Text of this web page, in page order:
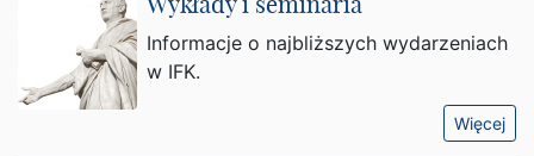
Informacje o najbliższych wydarzeniach
w IFK.
Więcej